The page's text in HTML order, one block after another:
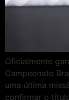
Oficialmente
Campeonato
uma última
confirmar o